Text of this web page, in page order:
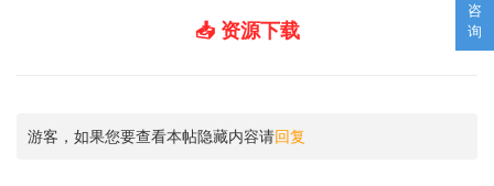
咨
询
📥 资源下载
游客，如果您要查看本帖隐藏内容请回复